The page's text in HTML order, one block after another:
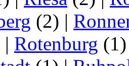
(2) |
| Rotenburg